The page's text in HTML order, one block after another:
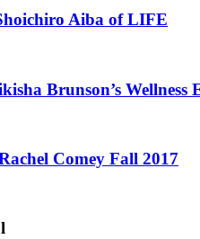
Aiba of LIFE
Brunson’s Wellness
Comey Fall 2017